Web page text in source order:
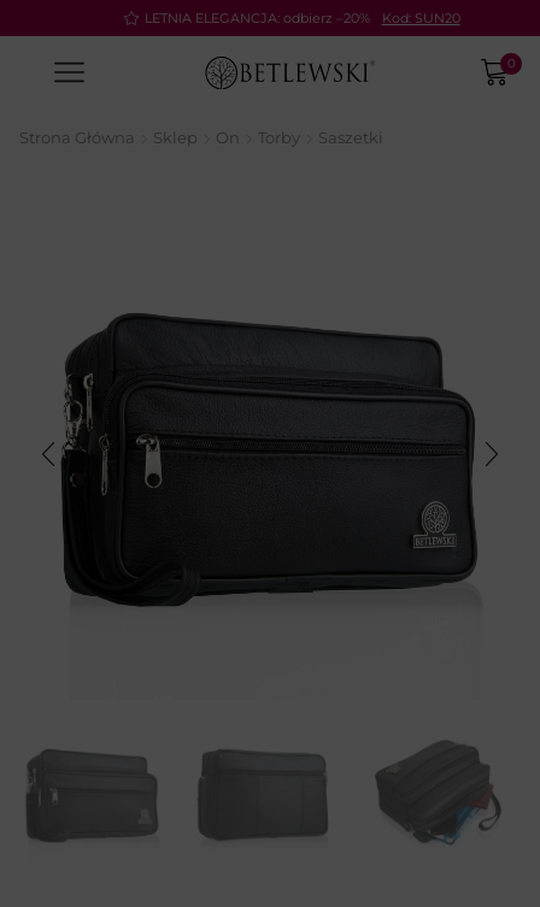
LETNIA ELEGANCJA: odbierz –20% Kod: SUN20
0
Strona Główna Sklep On Torby Saszetki